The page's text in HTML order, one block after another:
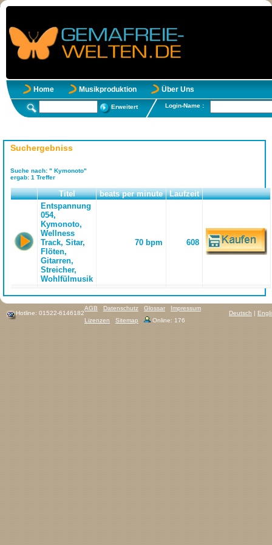
Home Musikproduktion Über Uns
Erweitert Login-Name :
Suchergebniss
Suche nach: " Kymonoto"
ergab: 1 Treffer
Titel beats per minute
Laufzeit
Entspannung
054,
Kymonoto,
Wellness
Track, Sitar,
Flöten,
Gitarren,
Streicher,
Wohlfülmusik
70 bpm 608
Hotline: 01522-6146182 Deutsch |
AGB Datenschutz Glossar
Impressum
Lizenzen
Sitemap Online: 176